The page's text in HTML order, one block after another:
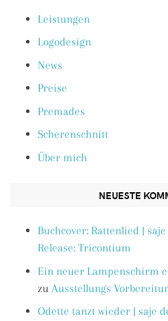
Leistungen
Logodesign
News
Preise
Premades
Scherenschnitt
Über mich
NEUESTE
Buchcover: Rattenlied |
Release: Tricontium
Ein neuer Lampenschirm
zu Ausstellungs
Odette tanzt wieder | saje